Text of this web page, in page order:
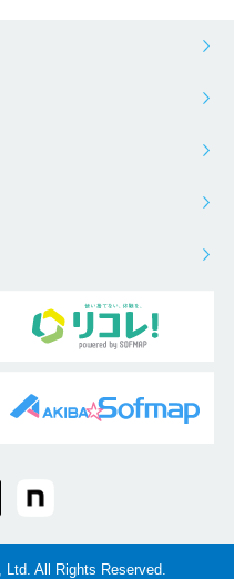
All Rights Reserved.